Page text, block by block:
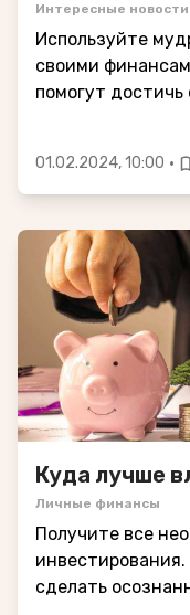
Интересные новости
Используйте
своими
помогут
01.02.2024, 10:00 ·
Куда лучше
Личные финансы
Получите все
сделать